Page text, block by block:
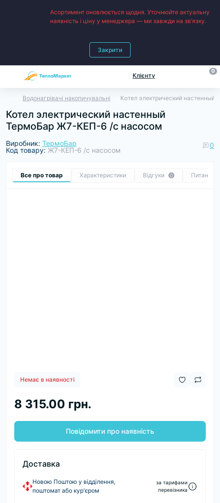
Асортимент оновлюється щодня. Уточнюйте актуальну
наявність і ціну у менеджера — ми завжди на зв’язку.
Закрити
Клієнту
0
Водонагрівачі накопичувальні Котел электрический
Котел электрический настенный
ТермоБар Ж7-КЕП-6 /с насосом
Виробник: ТермоБар
Код товару: Ж7-КЕП-6 /с насосом
0
Все про товар Характеристики Відгуки 0 Питання
Немає в наявності
8 315.00 грн.
Повідомити про наявність
Доставка
Новою Поштою у відділення,
поштомат або кур'єром
за тарифами
перевізника